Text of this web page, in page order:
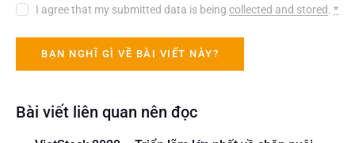
I agree that my submitted data is beingcollected and stored.*
Bài viết liên quan nên đọc